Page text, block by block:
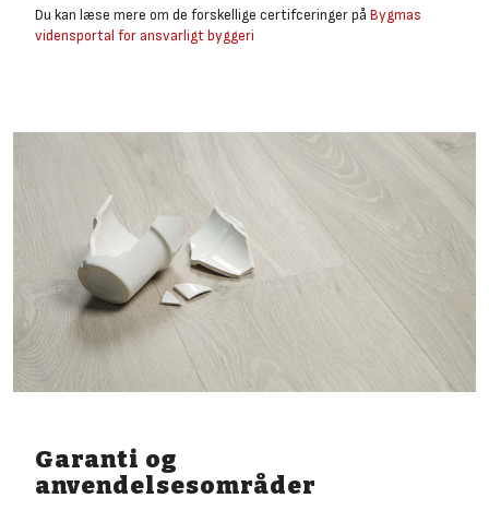
Du kan læse mere om de forskellige certifceringer på Bygmas
vidensportal for ansvarligt byggeri
Garanti og
anvendelsesområder